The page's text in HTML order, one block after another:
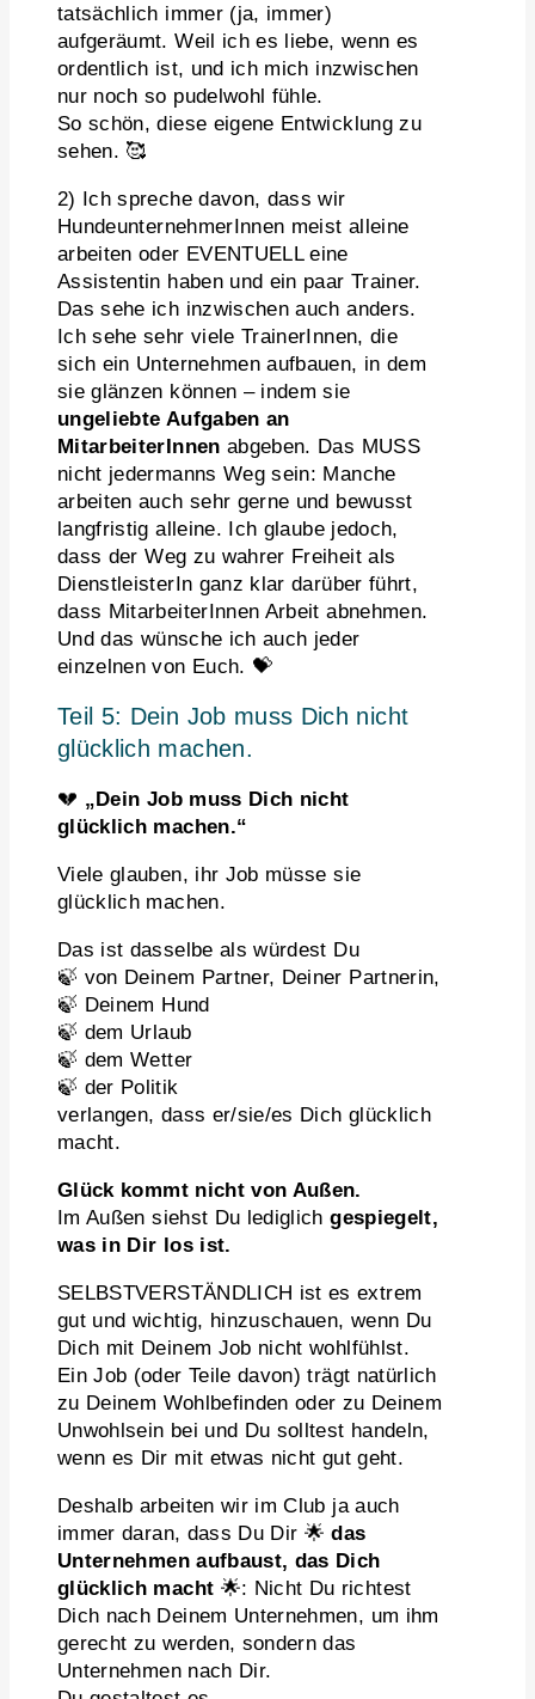
tatsächlich immer (ja, immer)
aufgeräumt. Weil ich es liebe, wenn es
ordentlich ist, und ich mich inzwischen
nur noch so pudelwohl fühle.
So schön, diese eigene Entwicklung zu
sehen. 🥰
2) Ich spreche davon, dass wir
HundeunternehmerInnen meist alleine
arbeiten oder EVENTUELL eine
Assistentin haben und ein paar Trainer.
Das sehe ich inzwischen auch anders.
Ich sehe sehr viele TrainerInnen, die
sich ein Unternehmen aufbauen, in dem
sie glänzen können – indem sie
ungeliebte Aufgaben an
MitarbeiterInnen abgeben. Das MUSS
nicht jedermanns Weg sein: Manche
arbeiten auch sehr gerne und bewusst
langfristig alleine. Ich glaube jedoch,
dass der Weg zu wahrer Freiheit als
DienstleisterIn ganz klar darüber führt,
dass MitarbeiterInnen Arbeit abnehmen.
Und das wünsche ich auch jeder
einzelnen von Euch. 💝
Teil 5: Dein Job muss Dich nicht
glücklich machen.
💔 „Dein Job muss Dich nicht
glücklich machen.“
Viele glauben, ihr Job müsse sie
glücklich machen.
Das ist dasselbe als würdest Du
🍃 von Deinem Partner, Deiner Partnerin,
🍃 Deinem Hund
🍃 dem Urlaub
🍃 dem Wetter
🍃 der Politik
verlangen, dass er/sie/es Dich glücklich
macht.
Glück kommt nicht von Außen.
Im Außen siehst Du lediglichgespiegelt,
was in Dir los ist.
SELBSTVERSTÄNDLICH ist es extrem
gut und wichtig, hinzuschauen, wenn Du
Dich mit Deinem Job nicht wohlfühlst.
Ein Job (oder Teile davon) trägt natürlich
zu Deinem Wohlbefinden oder zu Deinem
Unwohlsein bei und Du solltest handeln,
wenn es Dir mit etwas nicht gut geht.
Deshalb arbeiten wir im Club ja auch
immer daran, dass Du Dir 🌟das
Unternehmen aufbaust, das Dich
glücklich macht 🌟: Nicht Du richtest
Dich nach Deinem Unternehmen, um ihm
gerecht zu werden, sondern das
Unternehmen nach Dir.